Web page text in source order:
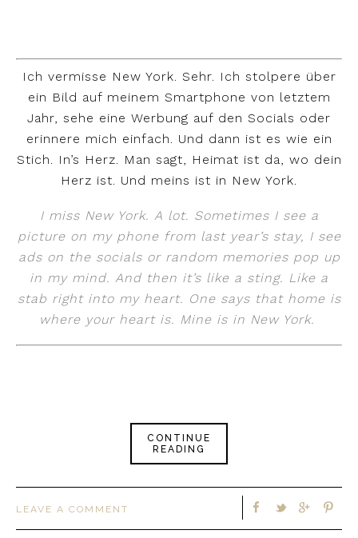
Ich vermisse New York. Sehr. Ich stolpere über
ein Bild auf meinem Smartphone von letztem
Jahr, sehe eine Werbung auf den Socials oder
erinnere mich einfach. Und dann ist es wie ein
Stich. In’s Herz. Man sagt, Heimat ist da, wo dein
Herz ist. Und meins ist in New York.
I miss New York. A lot. Sometimes I see a
picture on my phone from last year’s stay, I see
ads on the socials or random memories pop up
in my mind. And then it’s like a sting. Like a
stab right into my heart. One says that home is
where your heart is. Mine is in New York.
CONTINUE
READING
LEAVE A COMMENT